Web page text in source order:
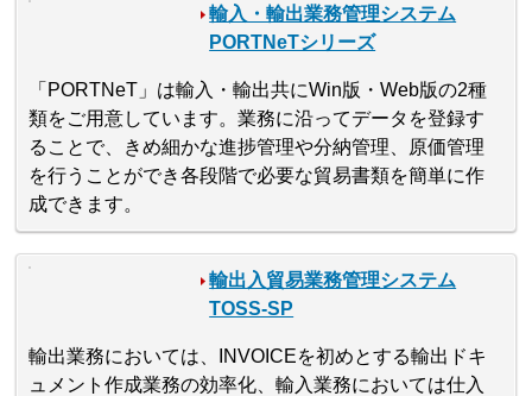
輸入・輸出業務管理システム
PORTNeTシリーズ
「PORTNeT」は輸入・輸出共にWin版・Web版の2種
類をご用意しています。業務に沿ってデータを登録す
ることで、きめ細かな進捗管理や分納管理、原価管理
を行うことができ各段階で必要な貿易書類を簡単に作
成できます。
輸出入貿易業務管理システム
TOSS-SP
輸出業務においては、INVOICEを初めとする輸出ドキ
ュメント作成業務の効率化、輸入業務においては仕入